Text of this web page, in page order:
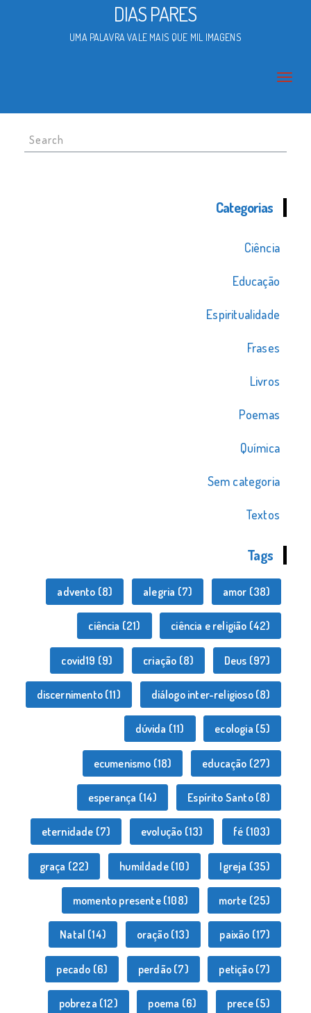
DIAS PARES
UMA PALAVRA VALE MAIS QUE MIL IMAGENS
Search
for:
Categorias
Ciência
Educação
Espiritualidade
Frases
Livros
Poemas
Química
Sem categoria
Textos
Tags
advento (8) alegria (7) amor (38)
ciência (21) ciência e religião (42)
covid19 (9) criação (8) Deus (97)
discernimento(11) diálogo inter-religioso(8)
dúvida (11) ecologia (5)
ecumenismo (18) educação (27)
esperança (14) Espírito Santo(8)
eternidade (7) evolução (13) fé (103)
graça (22) humildade(10) Igreja (35)
momento presente(108) morte (25)
Natal (14) oração(13) paixão (17)
pecado (6) perdão(7) petição(7)
pobreza (12) poema (6) prece(5)